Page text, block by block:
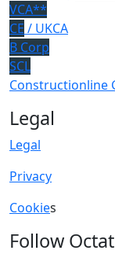
VCA**
CE / UKCA
B Corp
SCL
Constructionline
Legal
Legal
Privacy
Cookies
Follow